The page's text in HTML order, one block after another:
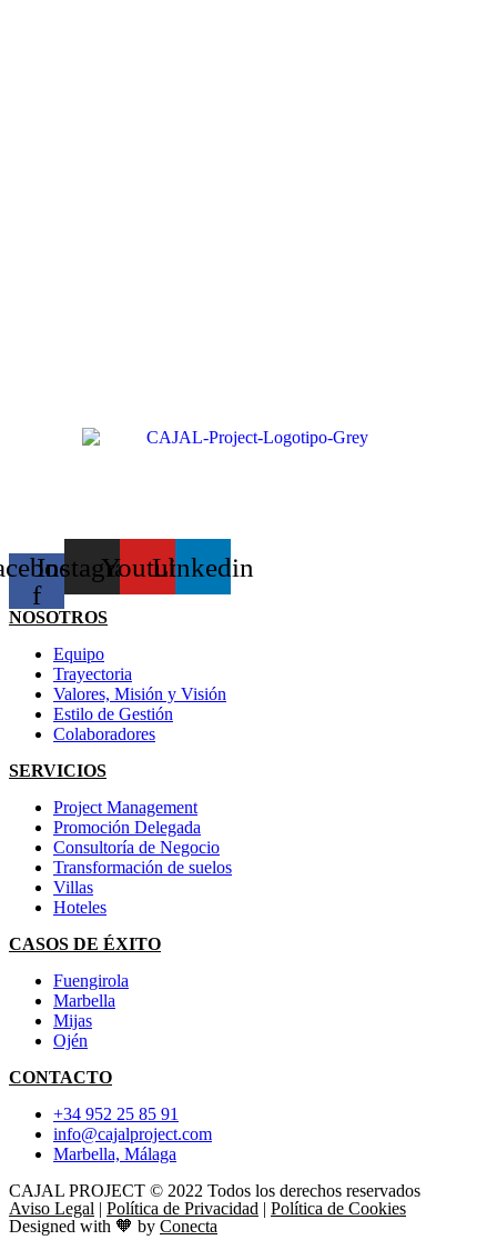
f
InstagramYoutubeLinkedin
NOSOTROS
Equipo
Trayectoria
Valores, Misión y Visión
Estilo de Gestión
Colaboradores
SERVICIOS
Project Management
Promoción Delegada
Consultoría de Negocio
Transformación de suelos
Villas
Hoteles
CASOS DE ÉXITO
Fuengirola
Marbella
Mijas
Ojén
CONTACTO
+34 952 25 85 91
info@cajalproject.com
Marbella, Málaga
CAJAL PROJECT © 2022 Todos los derechos reservados
Aviso Legal | Política de Privacidad | Política de Cookies
Designed with 🧡 by Conecta